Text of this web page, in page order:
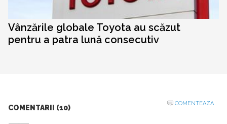
Vânzările globale Toyota au scăzut
pentru a patra lună consecutiv
COMENTARII (10)
COMENTEAZA